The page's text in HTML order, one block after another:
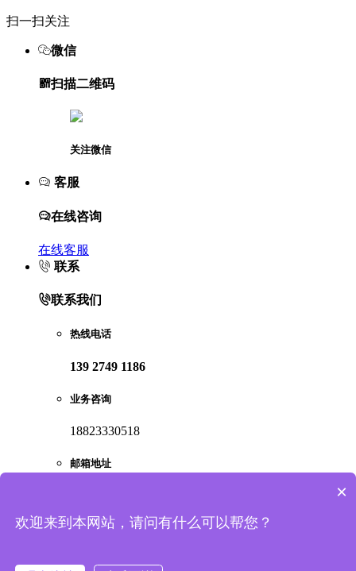
扫一扫关注
微信
扫描二维码
关注微信
客服
在线咨询
在线客服
联系
联系我们
热线电话
139 2749 1186
业务咨询
18823330518
邮箱地址
查看更多联系方式，地址
×
欢迎来到本网站，请问有什么可以帮您？